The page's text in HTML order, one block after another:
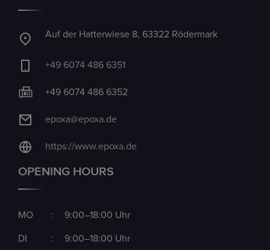
Auf der Hatterwiese 8, 63322 Rödermark
+49 6074 486 6351
+49 6074 486 6352
epoxa@epoxa.de
https://www.epoxa.de
OPENING HOURS
MO : 9:00–18:00 Uhr
DI : 9:00–18:00 Uhr